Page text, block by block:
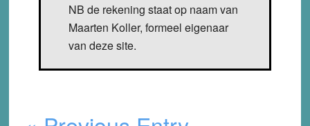
NB de rekening staat op naam van
Maarten Koller, formeel eigenaar
van deze site.